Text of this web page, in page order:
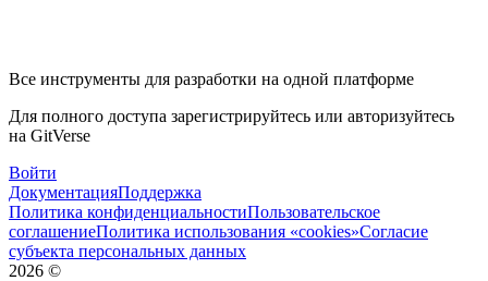
Все инструменты для разработки на одной платформе
Для полного доступа зарегистрируйтесь или авторизуйтесь
на GitVerse
Войти
ДокументацияПоддержка
Политика конфиденциальностиПользовательское
соглашениеПолитика использования «cookies»Согласие
субъекта персональных данных
2026 ©